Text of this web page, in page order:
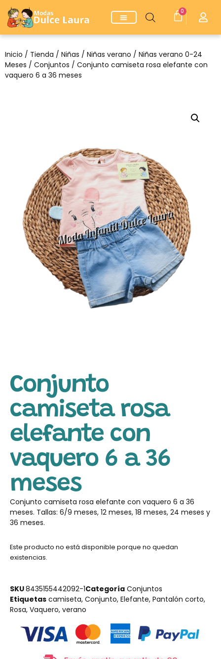
0
Inicio / Tienda / Niñas / Niñas verano / Niñas verano 0-24
Meses / Conjuntos / Conjunto camiseta rosa elefante con
vaquero 6 a 36 meses
Conjunto
camiseta rosa
elefante con
vaquero 6 a 36
meses
Conjunto camiseta rosa elefante con vaquero 6 a 36
meses. Tallas: 6/9 meses, 12 meses, 18 meses, 24 meses y
36 meses.
Este producto no está disponible porque no quedan
existencias.
SKU8435155442092-1Categoría Conjuntos
Etiquetas camiseta, Conjunto, Elefante, Pantalón corto,
Rosa, Vaquero, verano